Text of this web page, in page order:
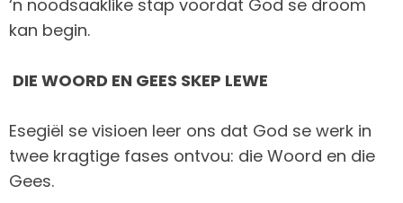
‘n noodsaaklike stap voordat God se droom
kan begin.
DIE WOORD EN GEES SKEP LEWE
Esegiël se visioen leer ons dat God se werk in
twee kragtige fases ontvou: die Woord en die
Gees.